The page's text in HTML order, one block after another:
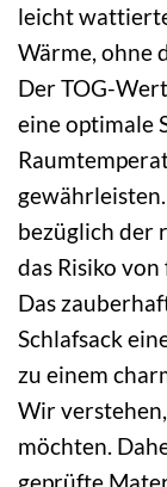
leicht
Wärme, ohne
Der TOG-
eine optimale
bezüglich der
das Risiko
Das
Schlafsack
zu einem
Wir
möchten.
geprüfte